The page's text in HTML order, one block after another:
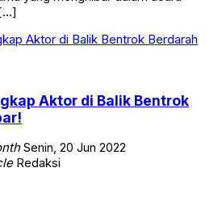
Aktor di Balik Bentrok
Senin, 20 Jun 2022
Redaksi